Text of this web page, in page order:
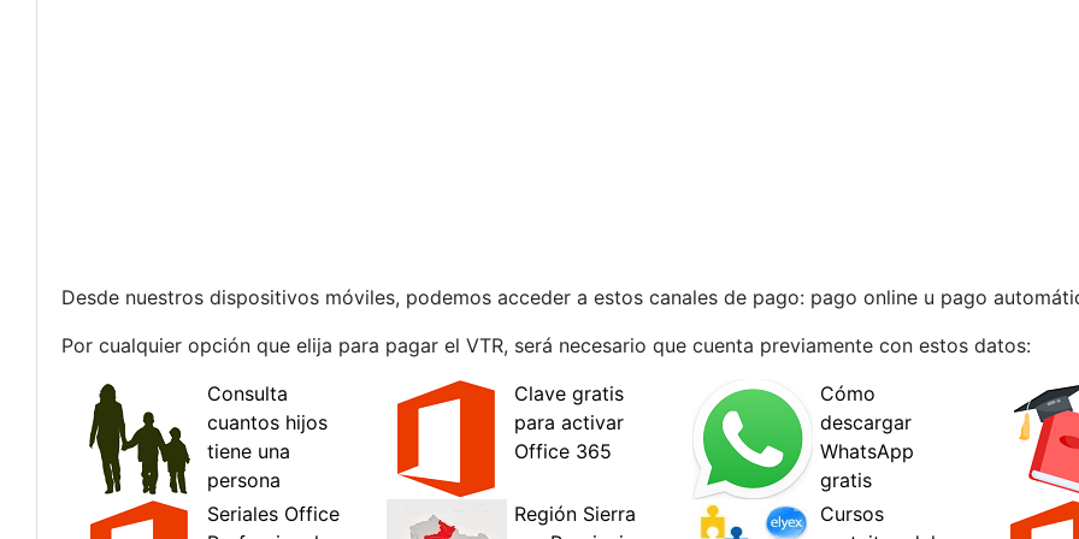
Desde nuestros dispositivos móviles, podemos acceder a estos canales de pago: pago online u pago
Por cualquier opción que elija para pagar el VTR, será necesario que cuenta previamente con estos datos: